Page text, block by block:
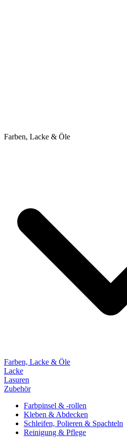
Farben, Lacke & Öle
Farben, Lacke & Öle
Lacke
Lasuren
Zubehör
Farbpinsel & -rollen
Kleben & Abdecken
Schleifen, Polieren & Spachteln
Reinigung & Pflege